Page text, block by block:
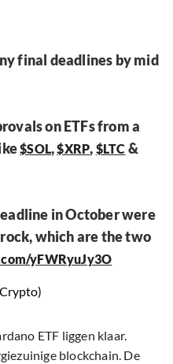
final deadlines by mid
on ETFs from a
$SOL,$XRP, $LTC &
in October were
which are the two
yFWRyuJy3O
ETF liggen klaar.
blockchain. De